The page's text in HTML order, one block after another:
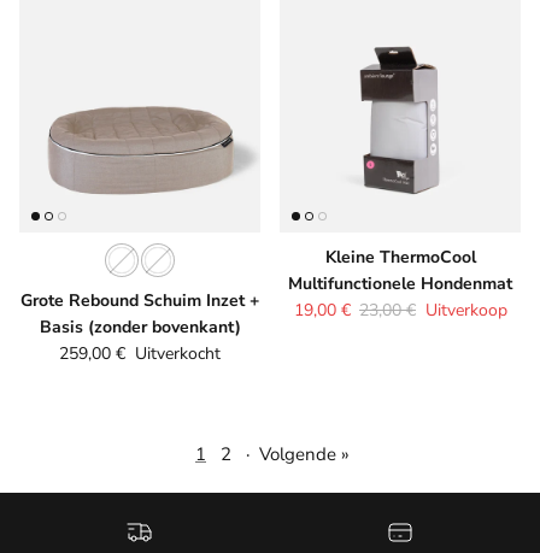
Grote Rebound Schuim Inzet +
Basis (zonder bovenkant)
Reguliere prijs
259,00 € Uitverkocht
Kleine ThermoCool
Multifunctionele Hondenmat
Verkoopprijs
19,00 € Reguliere prijs
23,00 € Uitverkoop
1 2 · Volgende »